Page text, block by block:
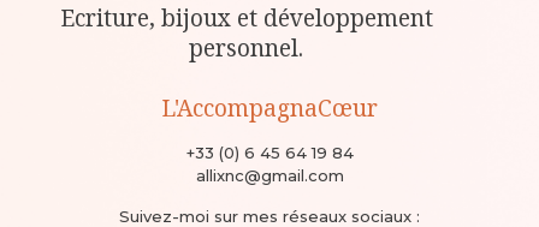
Ecriture, bijoux et développement
personnel.
L'AccompagnaCœur
+33 (0) 6 45 64 19 84
allixnc@gmail.com
Suivez-moi sur mes réseaux sociaux :